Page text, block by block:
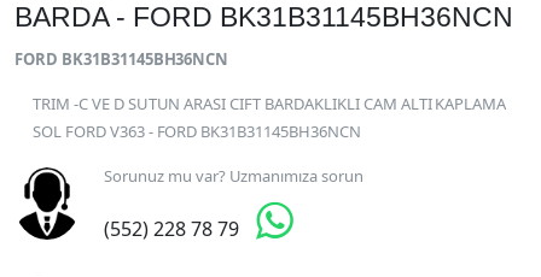
BARDA - FORD BK31B31145BH36NCN
FORD BK31B31145BH36NCN
TRIM -C VE D SUTUN ARASI CIFT BARDAKLIKLI CAM ALTI KAPLAMA
SOL FORD V363 - FORD BK31B31145BH36NCN
Sorunuz mu var? Uzmanımıza sorun
(552) 228 78 79 